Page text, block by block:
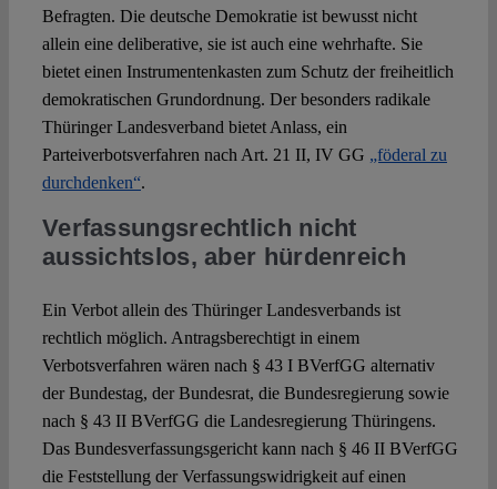
Befragten. Die deutsche Demokratie ist bewusst nicht
allein eine deliberative, sie ist auch eine wehrhafte. Sie
bietet einen Instrumentenkasten zum Schutz der freiheitlich
demokratischen Grundordnung. Der besonders radikale
Thüringer Landesverband bietet Anlass, ein
Parteiverbotsverfahren nach Art. 21 II, IV GG „föderal zu
durchdenken“.
Verfassungsrechtlich nicht
aussichtslos, aber hürdenreich
Ein Verbot allein des Thüringer Landesverbands ist
rechtlich möglich. Antragsberechtigt in einem
Verbotsverfahren wären nach § 43 I BVerfGG alternativ
der Bundestag, der Bundesrat, die Bundesregierung sowie
nach § 43 II BVerfGG die Landesregierung Thüringens.
Das Bundesverfassungsgericht kann nach § 46 II BVerfGG
die Feststellung der Verfassungswidrigkeit auf einen